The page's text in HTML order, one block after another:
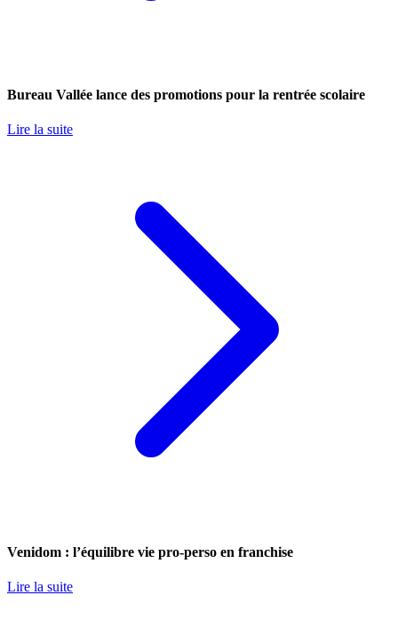
Bureau Vallée lance des promotions pour la rentrée scolaire
Lire la suite
Venidom : l’équilibre vie pro-perso en franchise
Lire la suite